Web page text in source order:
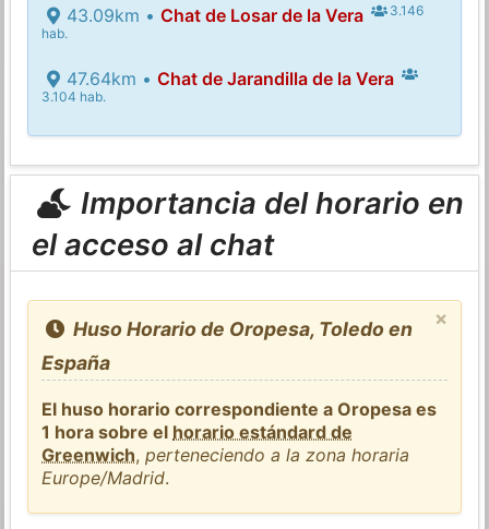
43.09km • Chat de Losar de la Vera
3.146
hab.
47.64km • Chat de Jarandilla de la Vera
3.104 hab.
Importancia del horario en
el acceso al chat
×
Huso Horario de Oropesa, Toledo en
España
El huso horario correspondiente a Oropesa es
1 hora sobre el horario estándard de
Greenwich,perteneciendo a la zona horaria
Europe/Madrid.